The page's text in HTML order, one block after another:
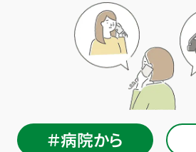
＃病院から